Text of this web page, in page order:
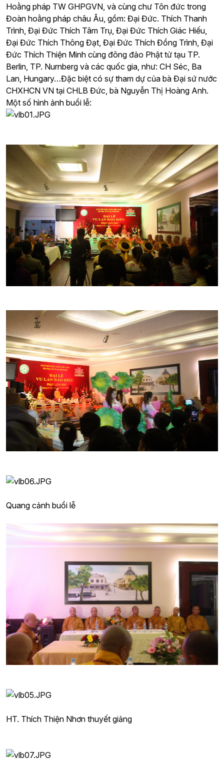
Hoằng pháp TW GHPGVN, và cùng chư Tôn đức trong
Đoàn hoằng pháp châu Âu, gồm: Đại Đức. Thích Thanh
Trình, Đại Đức Thích Tâm Trụ, Đại Đức Thích Giác Hiếu,
Đại Đức Thích Thông Đạt, Đại Đức Thích Đồng Trình, Đại
Đức Thích Thiện Minh cùng đông đảo Phật tử tạu TP.
Berlin, TP. Nurnberg và các quốc gia, như: CH Séc, Ba
Lan, Hungary…Đặc biệt có sự tham dự của bà Đại sứ nước
CHXHCN VN tại CHLB Đức, bà Nguyễn Thị Hoàng Anh.
Một số hình ảnh buổi lễ:
Quang cảnh buổi lễ
HT. Thích Thiện Nhơn thuyết giảng